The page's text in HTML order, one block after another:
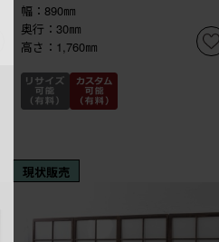
幅：890㎜
奥行：30㎜
高さ：1,760㎜
現状販売